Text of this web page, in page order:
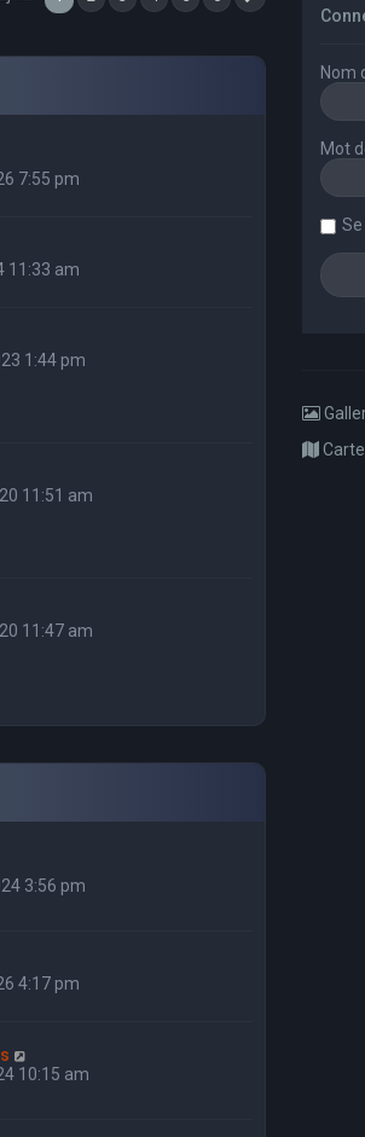
7:55 pm
11:33 am
1:44 pm
11:51 am
11:47 am
3:56 pm
4:17 pm
10:15 am
Nom
Mot
Carte